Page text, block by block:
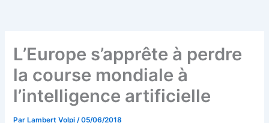
L’Europe s’apprête à perdre
la course mondiale à
l’intelligence artificielle
Par Lambert Volpi/05/06/2018